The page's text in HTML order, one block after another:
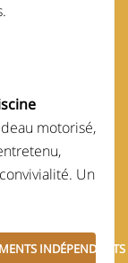
motorisé,
Un
INDÉPENDANTS